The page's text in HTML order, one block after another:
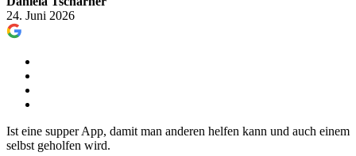
24. Juni 2026
Ist eine supper App, damit man anderen helfen kann und auch einem
selbst geholfen wird.